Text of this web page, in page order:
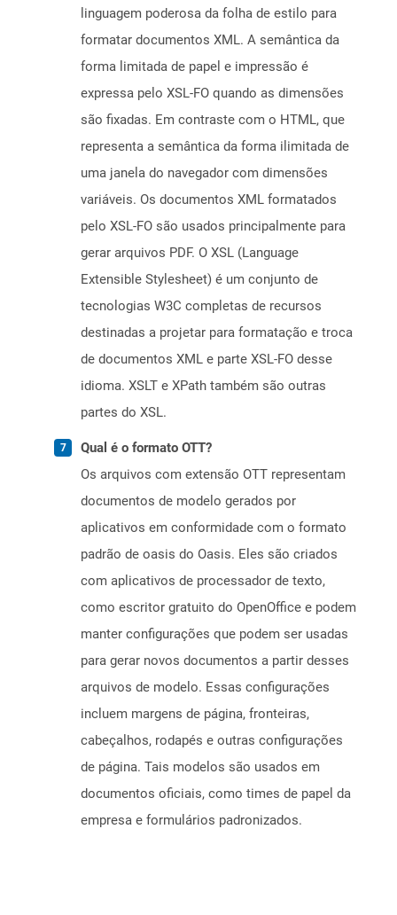
linguagem poderosa da folha de estilo para
formatar documentos XML. A semântica da
forma limitada de papel e impressão é
expressa pelo XSL-FO quando as dimensões
são fixadas. Em contraste com o HTML, que
representa a semântica da forma ilimitada de
uma janela do navegador com dimensões
variáveis. Os documentos XML formatados
pelo XSL-FO são usados ​​principalmente para
gerar arquivos PDF. O XSL (Language
Extensible Stylesheet) é um conjunto de
tecnologias W3C completas de recursos
destinadas a projetar para formatação e troca
de documentos XML e parte XSL-FO desse
idioma. XSLT e XPath também são outras
partes do XSL.
Qual é o formato OTT?
Os arquivos com extensão OTT representam
documentos de modelo gerados por
aplicativos em conformidade com o formato
padrão de oasis do Oasis. Eles são criados
com aplicativos de processador de texto,
como escritor gratuito do OpenOffice e podem
manter configurações que podem ser usadas
para gerar novos documentos a partir desses
arquivos de modelo. Essas configurações
incluem margens de página, fronteiras,
cabeçalhos, rodapés e outras configurações
de página. Tais modelos são usados ​​em
documentos oficiais, como times de papel da
empresa e formulários padronizados.